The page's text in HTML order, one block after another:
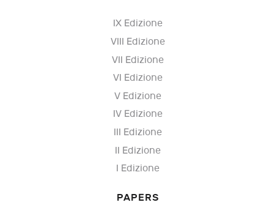
IX Edizione
VIII Edizione
VII Edizione
VI Edizione
V Edizione
IV Edizione
III Edizione
II Edizione
I Edizione
PAPERS